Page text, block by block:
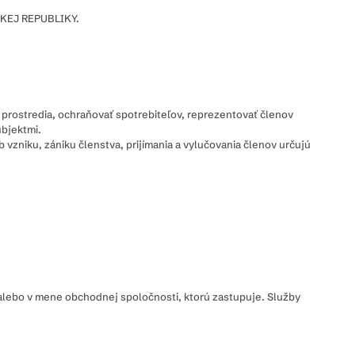
REPUBLIKY.
ochraňovať spotrebiteľov, reprezentovať členov
zániku členstva, prijímania a vylučovania členov určujú
v mene obchodnej spoločnosti, ktorú zastupuje. Služby